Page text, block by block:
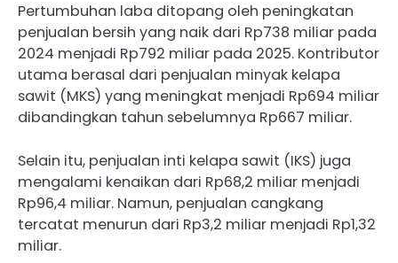
Pertumbuhan laba ditopang oleh peningkatan
penjualan bersih yang naik dari Rp738 miliar pada
2024 menjadi Rp792 miliar pada 2025. Kontributor
utama berasal dari penjualan minyak kelapa
sawit (MKS) yang meningkat menjadi Rp694 miliar
dibandingkan tahun sebelumnya Rp667 miliar.
Selain itu, penjualan inti kelapa sawit (IKS) juga
mengalami kenaikan dari Rp68,2 miliar menjadi
Rp96,4 miliar. Namun, penjualan cangkang
tercatat menurun dari Rp3,2 miliar menjadi Rp1,32
miliar.